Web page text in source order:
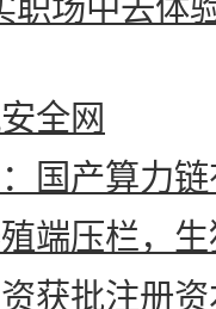
职场中去
全网
国产算力
端压栏，
获批注册